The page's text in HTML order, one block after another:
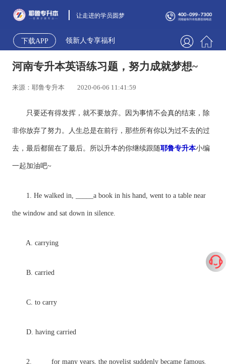
让走进的学员圆梦
下载APP 领新人专享福利
河南专升本英语练习题，努力成就梦想~
来源：耶鲁专升本 2020-06-06 11:41:59
只要还有得发挥，就不要放弃。因为事情不会真的结束，除
非你放弃了努力。人生总是在前行，那些所有你以为过不去的过
去，最后都留在了最后。所以升本的你继续跟随耶鲁专升本小编
一起加油吧~
1. He walked in, _____a book in his hand, went to a table near
the window and sat down in silence.
A. carrying
B. carried
C. to carry
D. having carried
2. _____for many years, the novelist suddenly became famous.